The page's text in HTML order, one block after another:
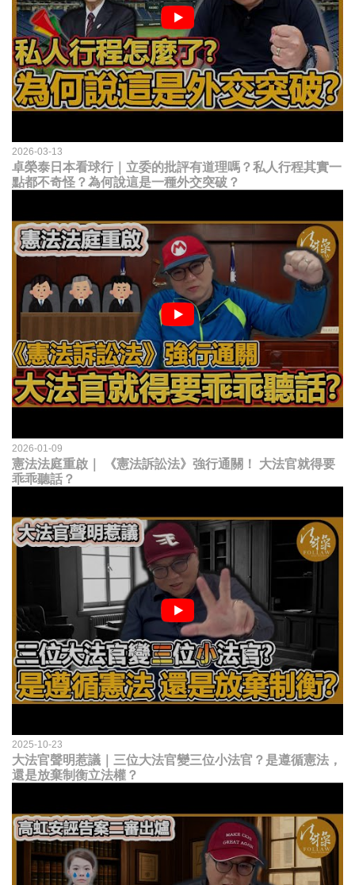
2026-03-13
卓榮泰日本看球行｜立委的批評有道理嗎？私人行程其實一
點都不奇怪？為何說這是一種外交突破？
2026-01-09
憲法法庭重啟｜ 《憲法訴訟法》強行通關！ 大法官就得要
乖乖聽話？
2025-10-23
大法官聲明惹議｜三位大法官變三位小法官？是遵循憲法，
還是放棄制衡立法權？